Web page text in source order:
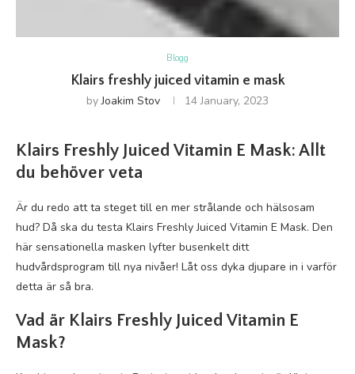
Blogg
Klairs freshly juiced vitamin e mask
byJoakim Stov 14 January, 2023
Klairs Freshly Juiced Vitamin E Mask: Allt
du behöver veta
Är du redo att ta steget till en mer strålande och hälsosam
hud? Då ska du testa Klairs Freshly Juiced Vitamin E Mask. Den
här sensationella masken lyfter busenkelt ditt
hudvårdsprogram till nya nivåer! Låt oss dyka djupare in i varför
detta är så bra.
Vad är Klairs Freshly Juiced Vitamin E
Mask?